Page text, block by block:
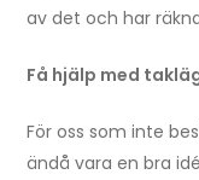
av det och har
Få hjälp med
För oss som inte
ändå vara en bra